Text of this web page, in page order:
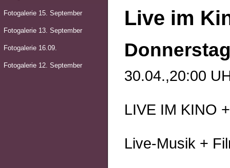
Fotogalerie 15. September
Fotogalerie 13. September
Fotogalerie 16.09.
Fotogalerie 12. September
Live im
30.04.,20:00
LIVE IM KINO
Live-Musik +